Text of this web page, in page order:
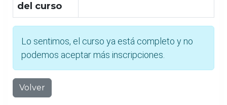
del curso
Lo sentimos, el curso ya está completo y no
podemos aceptar más inscripciones.
Volver